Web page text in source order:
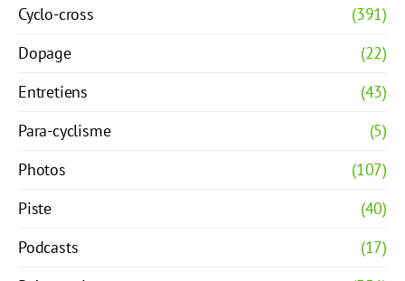
Cyclo-cross
(391)
Dopage
(22)
Entretiens
(43)
Para-cyclisme
(5)
Photos
(107)
Piste
(40)
Podcasts
(17)